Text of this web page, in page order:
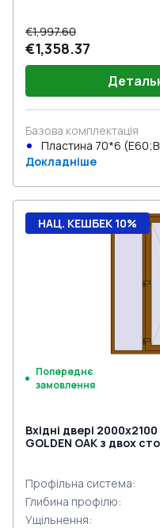
€1,997.60
€1,358.37
Базова комплектація
Пластина 70*6
Докладніше
НАЦ. КЕШБЕК 10%
Попереднє
замовлення
Вхідні двері
GOLDEN OAK з двох
Профільна система:
Глибина профілю:
Ущільнення: